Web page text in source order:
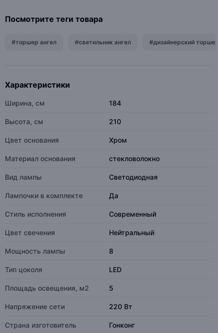
Посмотрите теги товара
#торшер ангел #светильник ангел #дизайнерский
Характеристики
Ширина, см 184
Высота, см 210
Цвет основания Хром
Материал основания стекловолокно
Вид лампы Светодиодная
Лампочки в комплекте Да
Стиль исполнения Современный
Цвет свечения Нейтральный
Мощность лампы 8
Тип цоколя LED
Площадь освещения, м2 5
Напряжение сети 220 Вт
Страна изготовитель Гонконг